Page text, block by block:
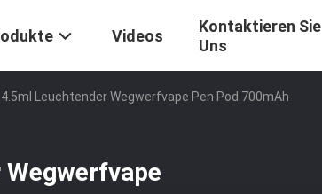
Videos
Kontaktieren Sie
Uns
Leuchtender Wegwerfvape Pen Pod 700mAh